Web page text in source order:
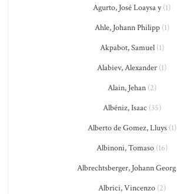
Agurto, José Loaysa y(1)
Ahle, Johann Philipp(1)
Akpabot, Samuel(1)
Alabiev, Alexander (1)
Alain, Jehan(2)
Albéniz, Isaac (35)
Alberto de Gomez, Lluys(1)
Albinoni, Tomaso(16)
Albrechtsberger, Johann Georg
Albrici, Vincenzo(2)